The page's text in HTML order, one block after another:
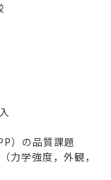
）の品質課題
力学強度，外観，